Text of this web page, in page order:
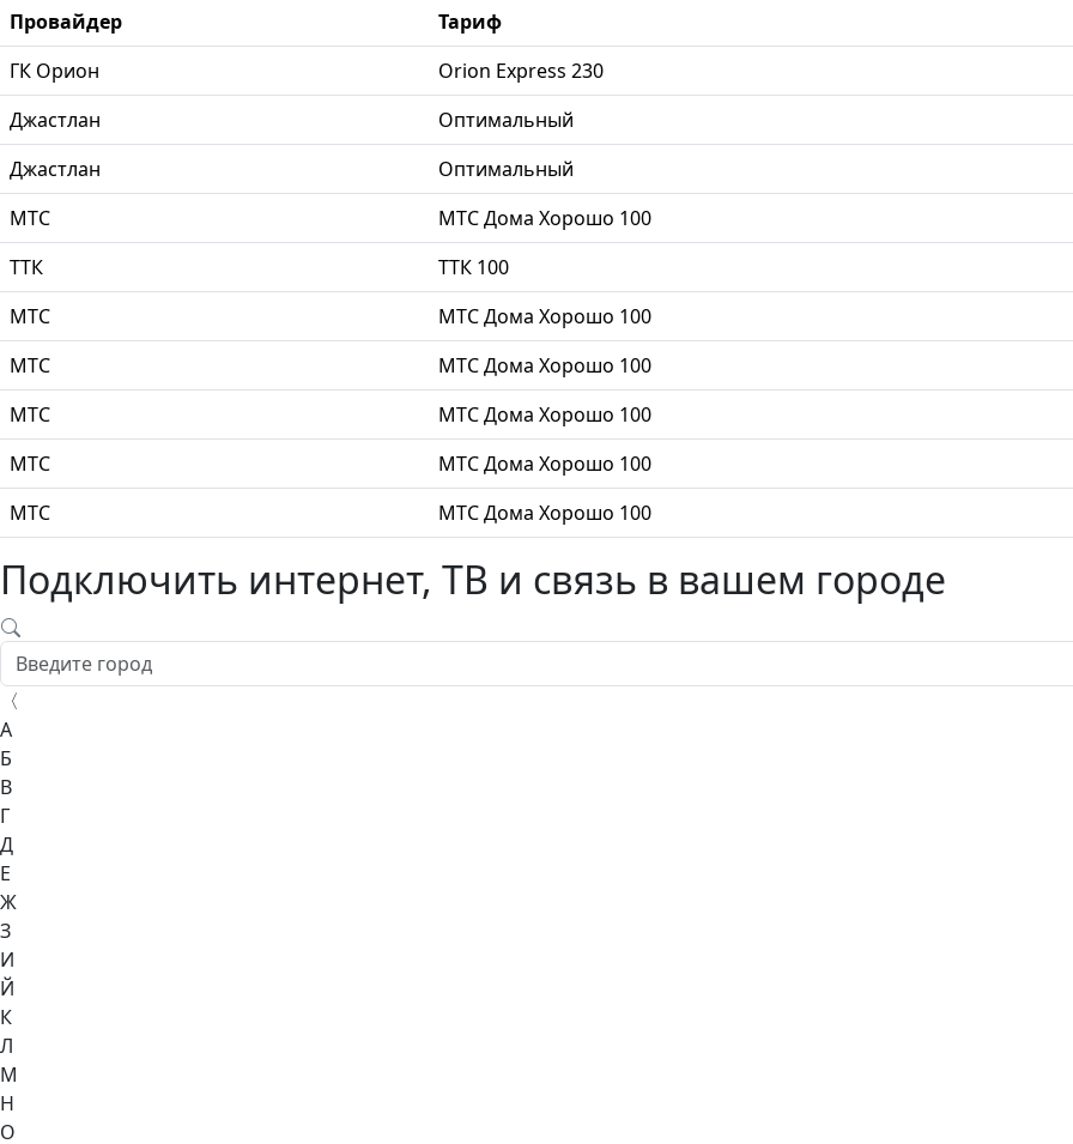
Провайдер
Тариф
ГК Орион
Orion Express 230
Джастлан
Оптимальный
Джастлан
Оптимальный
МТС
МТС Дома Хорошо 100
ТТК
ТТК 100
МТС
МТС Дома Хорошо 100
МТС
МТС Дома Хорошо 100
МТС
МТС Дома Хорошо 100
МТС
МТС Дома Хорошо 100
МТС
МТС Дома Хорошо 100
Подключить интернет, ТВ и связь в вашем городе
〈
А
Б
В
Г
Д
Е
Ж
З
И
Й
К
Л
М
Н
О